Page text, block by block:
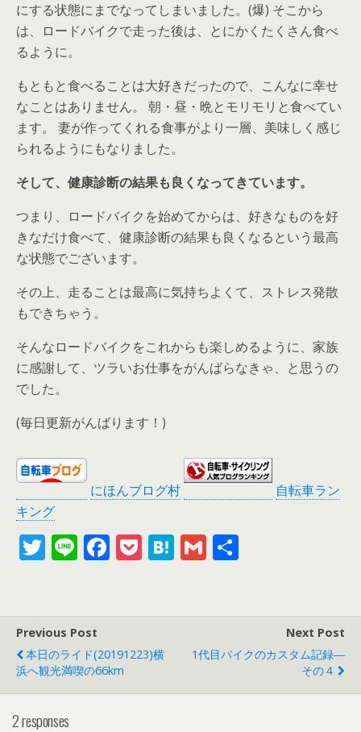
にする状態にまでなってしまいました。(爆) そこから
は、ロードバイクで走った後は、とにかくたくさん食べ
るように。
もともと食べることは大好きだったので、こんなに幸せ
なことはありません。 朝・昼・晩とモリモリと食べてい
ます。 妻が作ってくれる食事がより一層、美味しく感じ
られるようにもなりました。
そして、健康診断の結果も良くなってきています。
つまり、ロードバイクを始めてからは、好きなものを好
きなだけ食べて、健康診断の結果も良くなるという最高
な状態でございます。
その上、走ることは最高に気持ちよくて、ストレス発散
もできちゃう。
そんなロードバイクをこれからも楽しめるように、家族
に感謝して、ツラいお仕事をがんばらなきゃ、と思うの
でした。
(毎日更新がんばります！)
にほんブログ村
自転車ラン
キング
T
er
Li F
o
o
k
P H G
Previous Post
本日のライド(20191223)横
浜へ観光満喫の66km
Next Post
1代目バイクのカスタム記録―
その４
2 responses